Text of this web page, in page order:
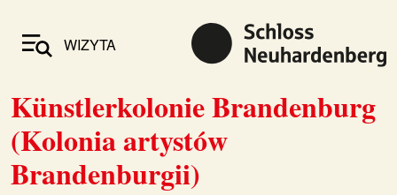
WIZYTA
Künstlerkolonie Brandenburg
(Kolonia artystów
Brandenburgii)